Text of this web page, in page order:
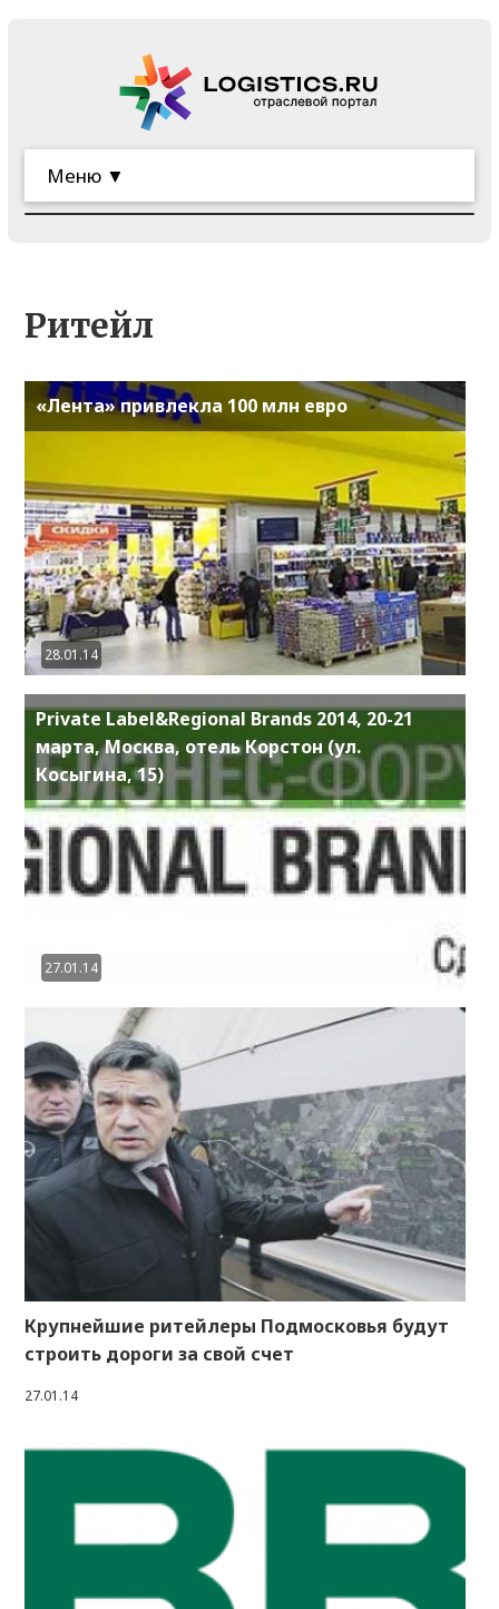
Меню ▼
Ритейл
«Лента» привлекла 100 млн евро
28.01.14
Private Label&Regional Brands 2014, 20-21
марта, Москва, отель Корстон (ул.
Косыгина, 15)
27.01.14
Крупнейшие ритейлеры Подмосковья будут
строить дороги за свой счет
27.01.14